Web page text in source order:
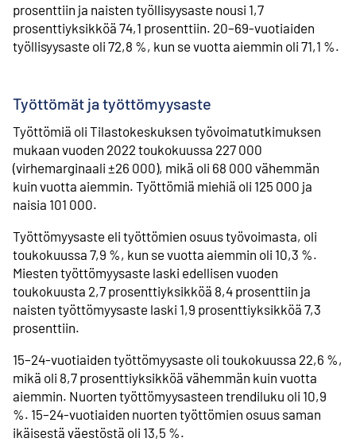
prosenttiin ja naisten työllisyysaste nousi 1,7
prosenttiyksikköä 74,1 prosenttiin. 20–69-vuotiaiden
työllisyysaste oli 72,8 %, kun se vuotta aiemmin oli 71,1 %.
Työttömät ja työttömyysaste
Työttömiä oli Tilastokeskuksen työvoimatutkimuksen
mukaan vuoden 2022 toukokuussa 227 000
(virhemarginaali ±26 000), mikä oli 68 000 vähemmän
kuin vuotta aiemmin. Työttömiä miehiä oli 125 000 ja
naisia 101 000.
Työttömyysaste eli työttömien osuus työvoimasta, oli
toukokuussa 7,9 %, kun se vuotta aiemmin oli 10,3 %.
Miesten työttömyysaste laski edellisen vuoden
toukokuusta 2,7 prosenttiyksikköä 8,4 prosenttiin ja
naisten työttömyysaste laski 1,9 prosenttiyksikköä 7,3
prosenttiin.
15–24-vuotiaiden työttömyysaste oli toukokuussa 22,6 %,
mikä oli 8,7 prosenttiyksikköä vähemmän kuin vuotta
aiemmin. Nuorten työttömyysasteen trendiluku oli 10,9
%. 15–24-vuotiaiden nuorten työttömien osuus saman
ikäisestä väestöstä oli 13,5 %.